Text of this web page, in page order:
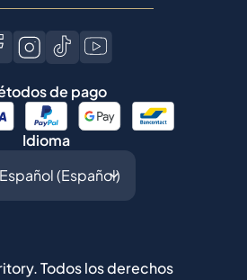
de pago
Idioma
Todos los derechos